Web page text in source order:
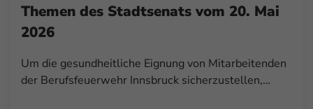
Themen des Stadtsenats vom 20. Mai
2026
Um die gesundheitliche Eignung von Mitarbeitenden
der Berufsfeuerwehr Innsbruck sicherzustellen,…